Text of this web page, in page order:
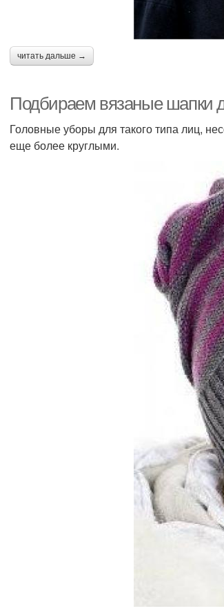
читать дальше →
Подбираем вязаные шапки
Головные уборы для такого типа лиц,
еще более круглыми.